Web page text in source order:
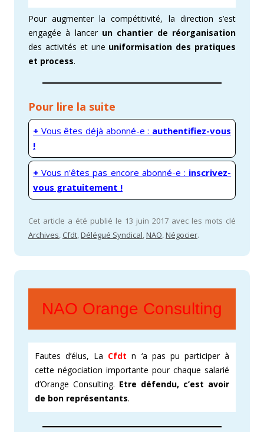
Pour augmenter la compétitivité, la direction s’est
engagée à lancer un chantier de réorganisation
des activités et une uniformisation des pratiques
et process.
Pour lire la suite
+ Vous êtes déjà abonné-e : authentifiez-vous
!
+ Vous n'êtes pas encore abonné-e : inscrivez-
vous gratuitement !
Cet article a été publié le 13 juin 2017 avec les mots clé
Archives, Cfdt,Délégué Syndical,NAO,Négocier.
NAO Orange Consulting
Fautes d’élus, La Cfdt n ‘a pas pu participer à
cette négociation importante pour chaque salarié
d’Orange Consulting. Etre défendu, c’est avoir
de bon représentants.